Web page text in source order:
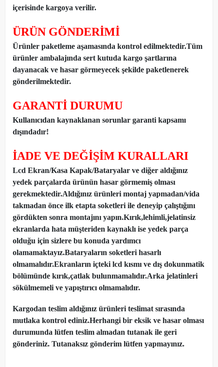
içerisinde kargoya verilir.
ÜRÜN GÖNDERİMİ
Ürünler paketleme aşamasında kontrol edilmektedir.Tüm
ürünler ambalajında sert kutuda kargo şartlarına
dayanacak ve hasar görmeyecek şekilde paketlenerek
gönderilmektedir.
GARANTİ DURUMU
Kullanıcıdan kaynaklanan sorunlar garanti kapsamı
dışındadır!
İADE VE DEĞİŞİM KURALLARI
Lcd Ekran/Kasa Kapak/Bataryalar ve diğer aldığınız
yedek parçalarda ürünün hasar görmemiş olması
gerekmektedir.Aldığınız ürünleri montaj yapmadan/vida
takmadan önce ilk etapta soketleri ile deneyip çalıştığını
gördükten sonra montajını yapın.Kırık,lehimli,jelatinsiz
ekranlarda hata müşteriden kaynaklı ise yedek parça
olduğu için sizlere bu konuda yardımcı
olamamaktayız.Bataryaların soketleri hasarlı
olmamalıdır.Ekranların içteki lcd kısmı ve dış dokunmatik
bölümünde kırık,çatlak bulunmamalıdır.Arka jelatinleri
sökülmemeli ve yapıştırıcı olmamalıdır.
Kargodan teslim aldığınız ürünleri teslimat sırasında
mutlaka kontrol ediniz.Herhangi bir eksik ve hasar olması
durumunda lütfen teslim almadan tutanak ile geri
gönderiniz. Tutanaksız gönderim lütfen yapmayınız.